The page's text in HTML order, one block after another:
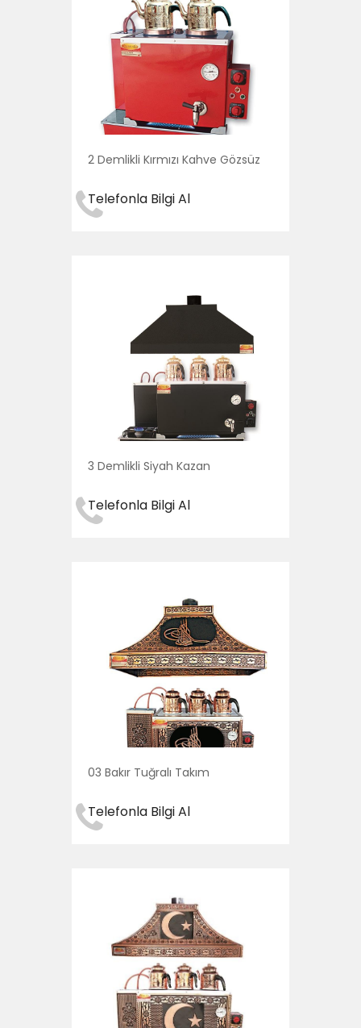
2 Demlikli Kırmızı Kahve Gözsüz
Telefonla Bilgi Al
3 Demlikli Siyah Kazan
Telefonla Bilgi Al
03 Bakır Tuğralı Takım
Telefonla Bilgi Al